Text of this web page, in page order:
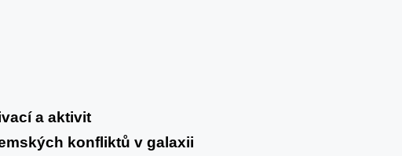
a aktivit
konfliktů v galaxii